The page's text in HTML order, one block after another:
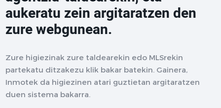
aukeratu zein argitaratzen den
zure webgunean.
Zure higiezinak zure taldearekin edo MLSrekin
partekatu ditzakezu klik bakar batekin. Gainera,
Inmotek da higiezinen atari guztietan argitaratzen
duen sistema bakarra.